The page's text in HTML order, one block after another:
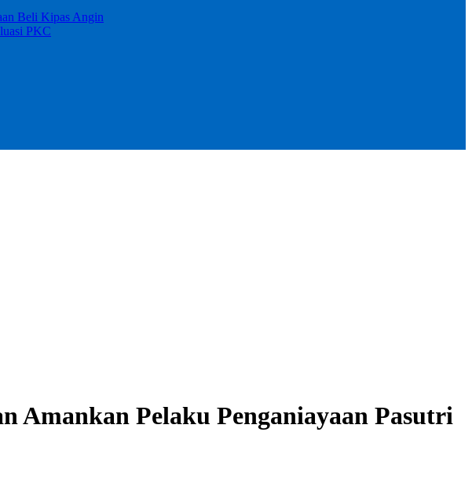
Beli Kipas Angin
PKC
Amankan Pelaku Penganiayaan Pasutri